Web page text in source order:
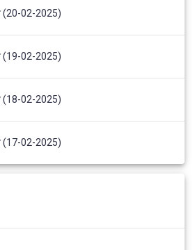
(20-02-2025)
(19-02-2025)
(18-02-2025)
(17-02-2025)